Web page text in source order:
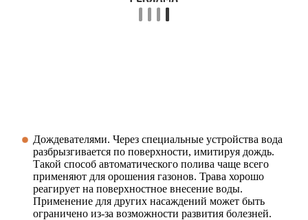
Дождевателями. Через специальные устройства вода
разбрызгивается по поверхности, имитируя дождь.
Такой способ автоматического полива чаще всего
применяют для орошения газонов. Трава хорошо
реагирует на поверхностное внесение воды.
Применение для других насаждений может быть
ограничено из-за возможности развития болезней.